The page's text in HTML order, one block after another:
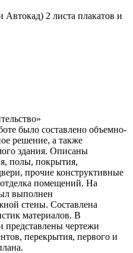
2 листа плакатов и
было составлено объемно-
решение, а также
здания. Описаны
полы, покрытия,
прочие конструктивные
помещений. На
выполнен
стены. Составлена
материалов. В
представлены чертежи
перекрытия, первого и